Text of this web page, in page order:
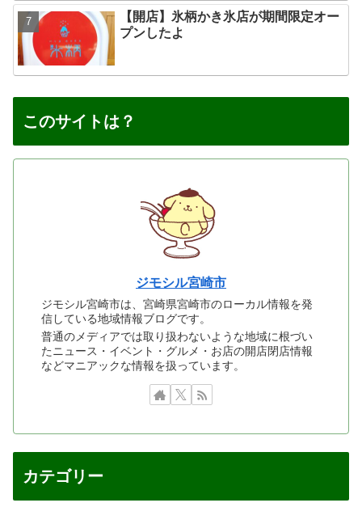
【開店】氷柄かき氷店が期間限定オー
プンしたよ
このサイトは？
ジモシル宮崎市
ジモシル宮崎市は、宮崎県宮崎市のローカル情報を発
信している地域情報ブログです。
普通のメディアでは取り扱わないような地域に根づい
たニュース・イベント・グルメ・お店の開店閉店情報
などマニアックな情報を扱っています。
カテゴリー